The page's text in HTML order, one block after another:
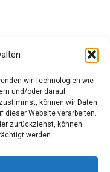
wir Technologien wie
und/oder darauf
können wir Daten
dieser Website verarbeiten.
zurückziehst, können
werden.